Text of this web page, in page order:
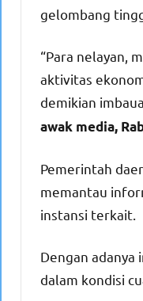
gelombang
“Para nelayan,
aktivitas
demikian
awak media,
Pemerintah
memantau
instansi terkait.
Dengan adanya
dalam kondisi